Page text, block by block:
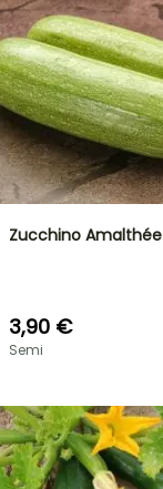
Zucchino Amalthée
3,90 €
Semi